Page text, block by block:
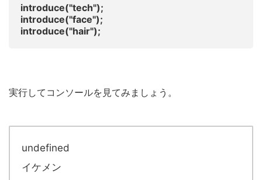
introduce("tech");
introduce("face");
introduce("hair");
実行してコンソールを見てみましょう。
undefined
イケメン